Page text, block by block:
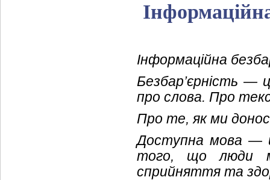
Інформаційна
Безбар’єрність —
про слова. Про
Про те, як ми
Доступна мова —
того, що люди
сприйняття та